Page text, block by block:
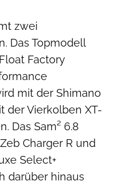
zwei
Das Topmodell
Factory
mit der Shimano
der Vierkolben XT-
Das Sam² 6.8
Charger R und
Select+
darüber hinaus